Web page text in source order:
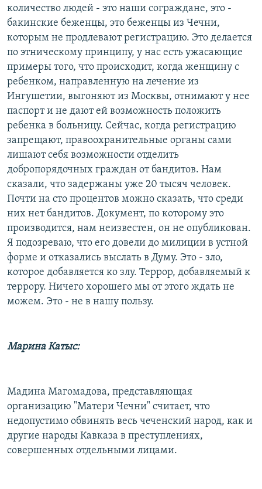
количество людей - это наши сограждане, это -
бакинские беженцы, это беженцы из Чечни,
которым не продлевают регистрацию. Это делается
по этническому принципу, у нас есть ужасающие
примеры того, что происходит, когда женщину с
ребенком, направленную на лечение из
Ингушетии, выгоняют из Москвы, отнимают у нее
паспорт и не дают ей возможность положить
ребенка в больницу. Сейчас, когда регистрацию
запрещают, правоохранительные органы сами
лишают себя возможности отделить
добропорядочных граждан от бандитов. Нам
сказали, что задержаны уже 20 тысяч человек.
Почти на сто процентов можно сказать, что среди
них нет бандитов. Документ, по которому это
производится, нам неизвестен, он не опубликован.
Я подозреваю, что его довели до милиции в устной
форме и отказались выслать в Думу. Это - зло,
которое добавляется ко злу. Террор, добавляемый к
террору. Ничего хорошего мы от этого ждать не
можем. Это - не в нашу пользу.
Марина Катыс:
Мадина Магомадова, представляющая
организацию "Матери Чечни" считает, что
недопустимо обвинять весь чеченский народ, как и
другие народы Кавказа в преступлениях,
совершенных отдельными лицами.